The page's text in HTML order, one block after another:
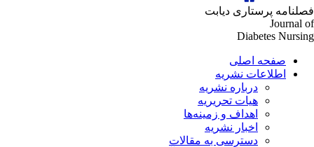
پرستاری دیابت
Journal
Diabetes
صفحه اصلی
اطلاعات نشریه
درباره نشریه
هیات تحریریه
اهداف و زمینه‌ها
اخبار نشریه
دسترسی به مقالات